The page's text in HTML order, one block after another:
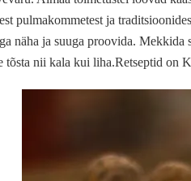
pulmakommetest ja
näha ja suuga proovida.
tõsta nii kala kui liha.Retseptid on